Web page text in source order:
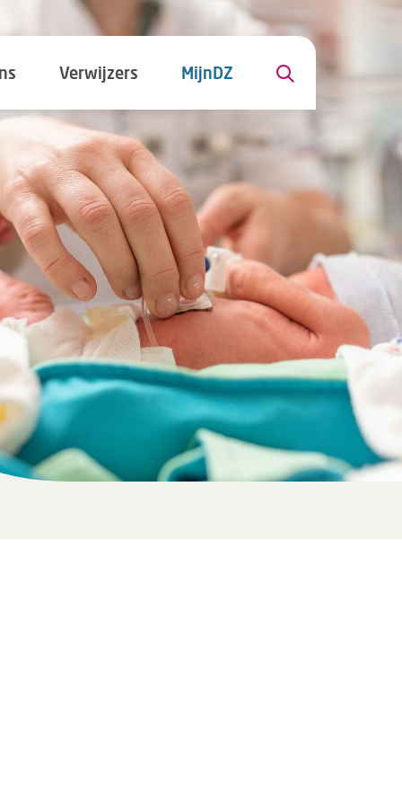
Verwijzers MijnDZ